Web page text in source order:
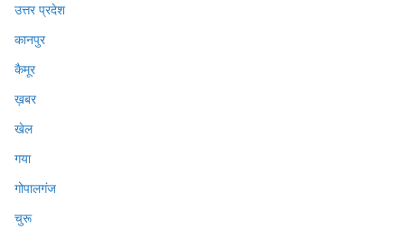
उत्तर प्रदेश
कानपुर
कैमूर
ख़बर
खेल
गया
गोपालगंज
चुरू